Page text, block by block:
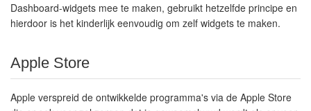
Dashboard-widgets mee te maken, gebruikt hetzelfde principe en
hierdoor is het kinderlijk eenvoudig om zelf widgets te maken.
Apple Store
Apple verspreid de ontwikkelde programma's via de Apple Store